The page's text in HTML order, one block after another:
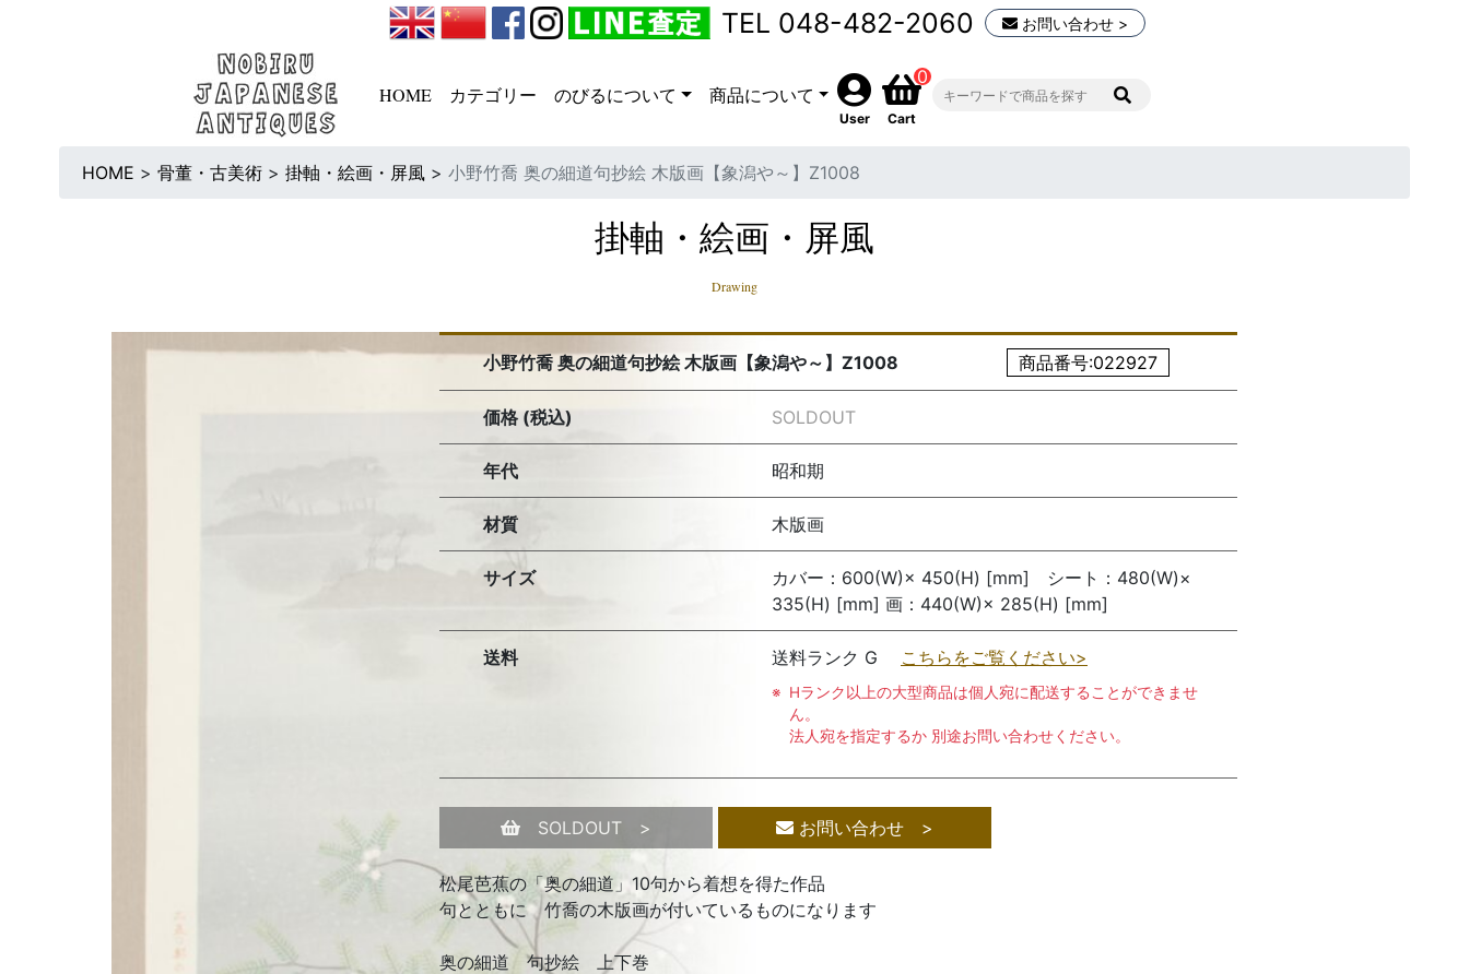
TEL 048-482-2060 お問い合わせ >
HOME カテゴリー のびるについて 商品について
User
0
Cart
HOME > 骨董・古美術 > 掛軸・絵画・屏風 > 小野竹喬 奥の細道句抄絵 木版画【象潟や～】Z1008
掛軸・絵画・屏風
Drawing
小野竹喬 奥の細道句抄絵 木版画【象潟や～】Z1008 商品番号:022927
価格 (税込) SOLDOUT
年代 昭和期
材質 木版画
サイズ
カバー：600(W)× 450(H) [mm] シート：480(W)×
335(H) [mm] 画：440(W)× 285(H) [mm]
送料 送料ランク G こちらをご覧ください>
Hランク以上の大型商品は個人宛に配送することができませ
ん。
法人宛を指定するか 別途お問い合わせください。
SOLDOUT > お問い合わせ >
松尾芭蕉の「奥の細道」10句から着想を得た作品
句とともに 竹喬の木版画が付いているものになります
奥の細道 句抄絵 上下巻